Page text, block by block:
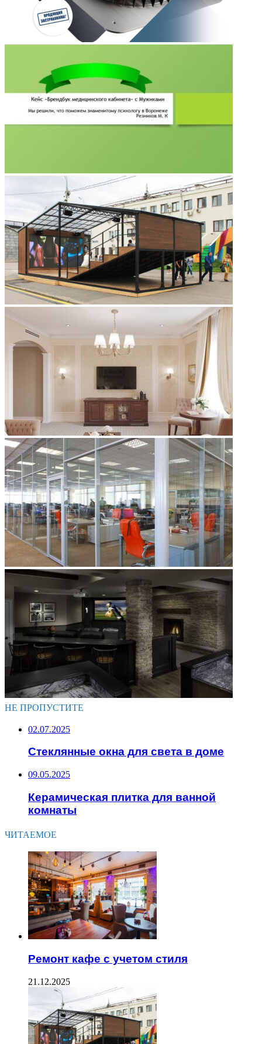
НЕ ПРОПУСТИТЕ
02.07.2025
Стеклянные окна для света в доме
09.05.2025
Керамическая плитка для ванной
комнаты
ЧИТАЕМОЕ
Ремонт кафе с учетом стиля
21.12.2025